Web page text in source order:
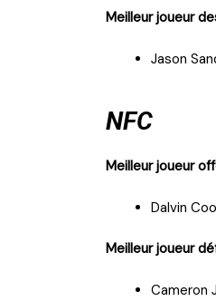
Meilleur joueur
Jason
NFC
Meilleur joueur
Dalvin
Meilleur joueur
Cameron